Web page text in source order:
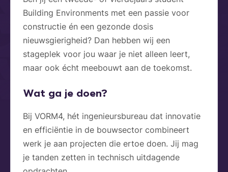
Building Environments met een passie voor
constructie én een gezonde dosis
nieuwsgierigheid? Dan hebben wij een
stageplek voor jou waar je niet alleen leert,
maar ook écht meebouwt aan de toekomst.
Wat ga je doen?
Bij VORM4, hét ingenieursbureau dat innovatie
en efficiëntie in de bouwsector combineert
werk je aan projecten die ertoe doen. Jij mag
je tanden zetten in technisch uitdagende